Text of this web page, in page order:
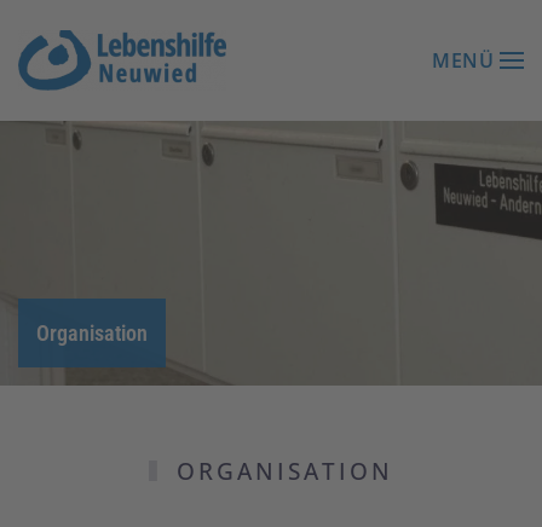
Zum Hauptinhalt springen MENÜ
Organisation
ORGANISATION